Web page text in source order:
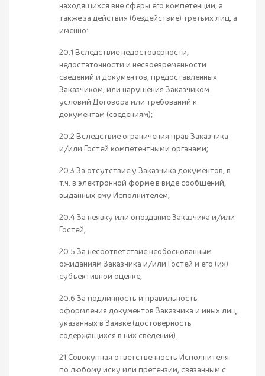
находящихся вне сферы его компетенции, а
также за действия (бездействие) третьих лиц, а
именно:
20.1 Вследствие недостоверности,
недостаточности и несвоевременности
сведений и документов, предоставленных
Заказчиком, или нарушения Заказчиком
условий Договора или требований к
документам (сведениям);
20.2 Вследствие ограничения прав Заказчика
и/или Гостей компетентными органами;
20.3 За отсутствие у Заказчика документов, в
т.ч. в электронной форме в виде сообщений,
выданных ему Исполнителем;
20.4 За неявку или опоздание Заказчика и/или
Гостей;
20.5 За несоответствие необоснованным
ожиданиям Заказчика и/или Гостей и его (их)
субъективной оценке;
20.6 За подлинность и правильность
оформления документов Заказчика и иных лиц,
указанных в Заявке (достоверность
содержащихся в них сведений).
21.Совокупная ответственность Исполнителя
по любому иску или претензии, связанным с